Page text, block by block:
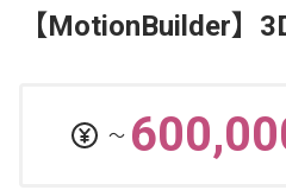
【MotionBuilder】
〜